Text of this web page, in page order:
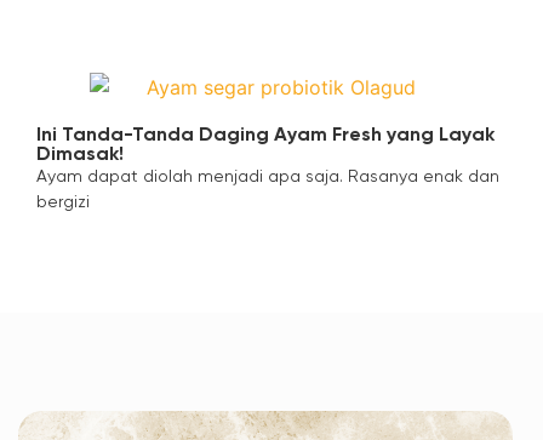
Ini Tanda-Tanda Daging Ayam Fresh yang Layak
Dimasak!
Ayam dapat diolah menjadi apa saja. Rasanya enak dan
bergizi